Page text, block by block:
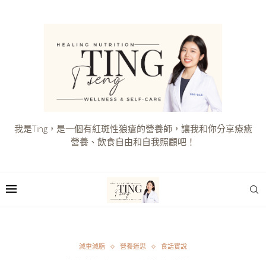
我是Ting，是一個有紅斑性狼瘡的營養師，讓我和你分享療癒
營養、飲食自由和自我照顧吧！
減重減脂 營養迷思 食話實說